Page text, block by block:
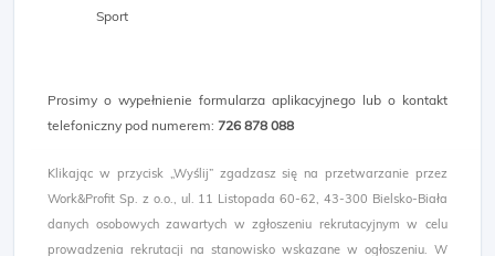
Sport
Prosimy o wypełnienie formularza aplikacyjnego lub o kontakt
telefoniczny pod numerem: 726 878 088 ​
Klikając w przycisk „Wyślij” zgadzasz się na przetwarzanie przez
Work&Profit Sp. z o.o., ul. 11 Listopada 60-62, 43-300 Bielsko-Biała
danych osobowych zawartych w zgłoszeniu rekrutacyjnym w celu
prowadzenia rekrutacji na stanowisko wskazane w ogłoszeniu. W